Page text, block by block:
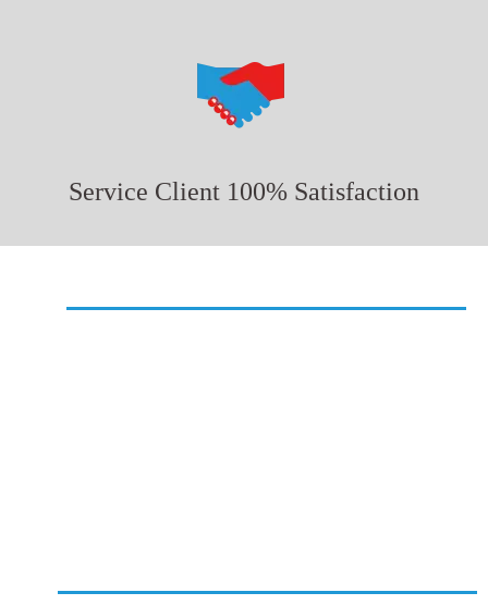
Service Client 100% Satisfaction